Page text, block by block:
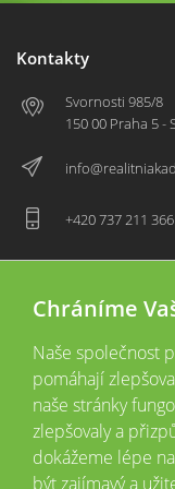
Kontakty
Svornosti 985/8
150 00 Praha 5 -
+420 737 211 366
2026 ©
Tyto webové stránky
Chráníme
Naše společnost
pomáhají
naše stránky
zlepšovaly a
dokážeme lépe
být zajímavý a